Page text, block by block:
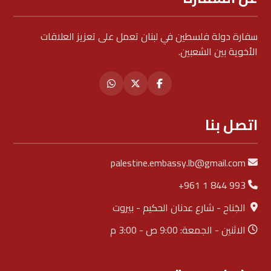
سفارة دولة فلسطين في لبنان تعمل على تعزيز العلاقات
الأخوية بين الشعبين.
اتصل بنا
palestine.embassy.lb@gmail.com
+961 1 844 993
الجَناح - شارع عدنان الحكيم - بيروت
الاثنين - الجمعة: 9:00 ص - 3:00 م